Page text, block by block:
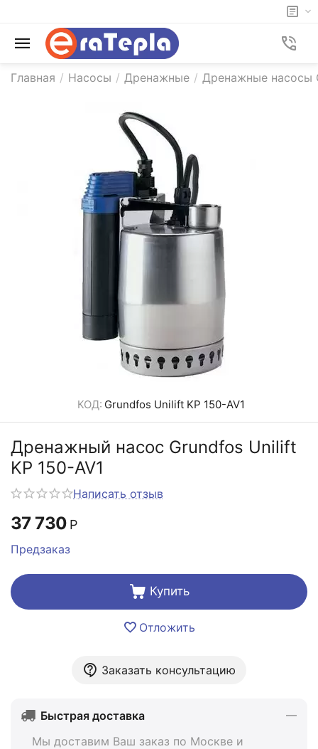
Главная / Насосы / Дренажные / Дренажные насосы
КОД: Grundfos Unilift KP 150-AV1
Дренажный насос Grundfos Unilift
KP 150-AV1
Написать отзыв
37 730 Р
Предзаказ
Купить
Отложить
Заказать консультацию
Быстрая доставка
Мы доставим Ваш заказ по Москве и